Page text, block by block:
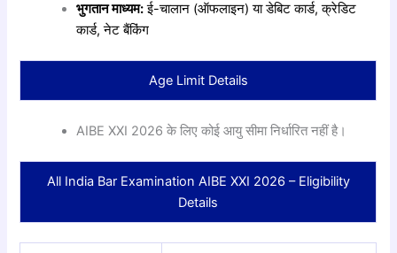
भुगतान माध्यम:ई-चालान (ऑफलाइन) या डेबिट कार्ड, क्रेडिट
कार्ड, नेट बैंकिंग
Age Limit Details
AIBE XXI 2026 के लिए कोई आयु सीमा निर्धारित नहीं है।
All India Bar Examination AIBE XXI 2026 – Eligibility
Details